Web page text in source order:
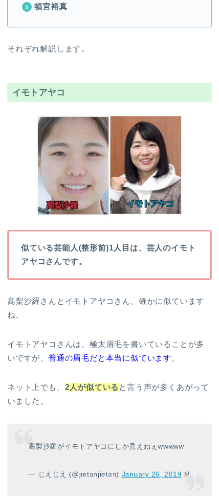
頓宮裕真
それぞれ解説します。
イモトアヤコ
似ている芸能人(整形前)1人目は、芸人のイモト
アヤコさんです。
高梨沙羅さんとイモトアヤコさん、確かに似ています
ね。
イモトアヤコさんは、極太眉毛を書いていることが多
いですが、 普通の眉毛だと本当に似ています 。
ネット上でも、 2人が似ている と言う声が多くあがって
いました。
高梨沙羅がイモトアヤコにしか見えねぇwwwww
— じえじえ (@jietanjietan) January 26, 2019